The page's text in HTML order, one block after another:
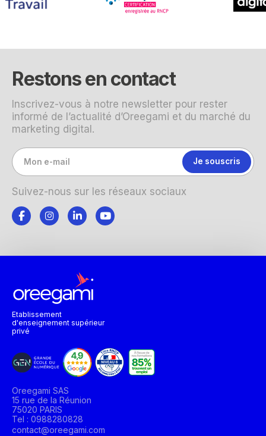
Restons en contact
Inscrivez-vous à notre newsletter pour rester
informé de l’actualité d’Oreegami et du marché du
marketing digital.
Suivez-nous sur les réseaux sociaux
Etablissement
d'enseignement supérieur
privé
Oreegami SAS
15 rue de la Réunion
75020 PARIS
Tel : 0988280828
contact@oreegami.com